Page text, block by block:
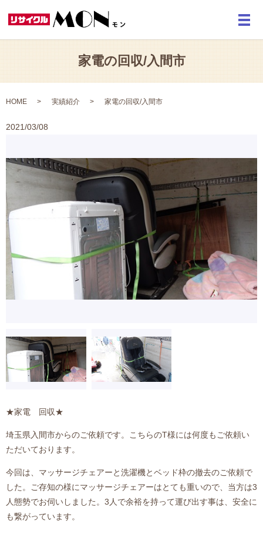
メ
家電の回収/入間市
HOME 実績紹介 家電の回収/入間市
2021/03/08
★家電 回収★
埼玉県入間市からのご依頼です。こちらのT様には何度もご依頼い
ただいております。
今回は、マッサージチェアーと洗濯機とベッド枠の撤去のご依頼で
した。ご存知の様にマッサージチェアーはとても重いので、当方は3
人態勢でお伺いしました。3人で余裕を持って運び出す事は、安全に
も繋がっています。